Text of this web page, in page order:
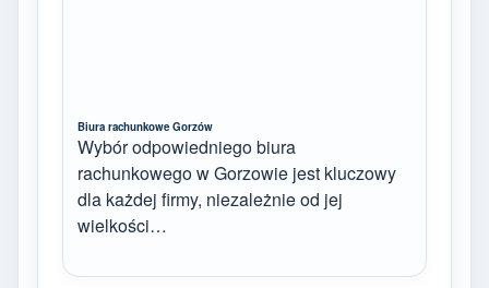
Biura rachunkowe Gorzów
Wybór odpowiedniego biura
rachunkowego w Gorzowie jest kluczowy
dla każdej firmy, niezależnie od jej
wielkości…